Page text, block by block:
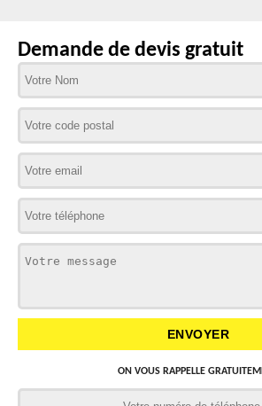
Demande de devis gratuit
ON VOUS RAPPELLE